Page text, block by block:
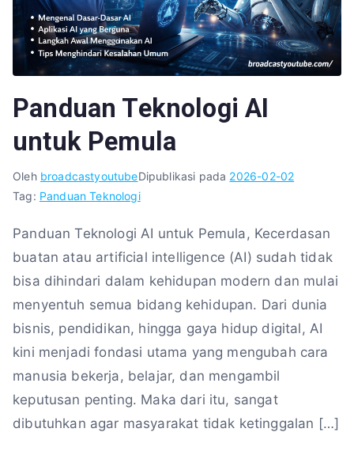
Panduan Teknologi AI
untuk Pemula
Oleh broadcastyoutubeDipublikasi pada 2026-02-02
Tag: Panduan Teknologi
Panduan Teknologi AI untuk Pemula, Kecerdasan
buatan atau artificial intelligence (AI) sudah tidak
bisa dihindari dalam kehidupan modern dan mulai
menyentuh semua bidang kehidupan. Dari dunia
bisnis, pendidikan, hingga gaya hidup digital, AI
kini menjadi fondasi utama yang mengubah cara
manusia bekerja, belajar, dan mengambil
keputusan penting. Maka dari itu, sangat
dibutuhkan agar masyarakat tidak ketinggalan […]